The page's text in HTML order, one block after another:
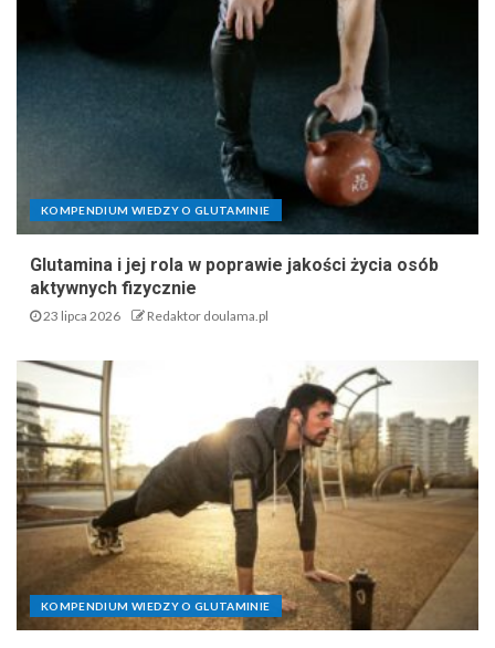
KOMPENDIUM WIEDZY O GLUTAMINIE
Glutamina i jej rola w poprawie jakości życia osób
aktywnych fizycznie
23 lipca 2026 Redaktor doulama.pl
KOMPENDIUM WIEDZY O GLUTAMINIE